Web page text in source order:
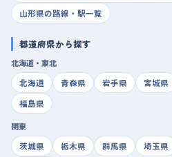
山形県の路線・駅一覧
都道府県から探す
北海道・東北
北海道
青森県 岩手県 宮城県
福島県
関東
茨城県
栃木県 群馬県 埼玉県